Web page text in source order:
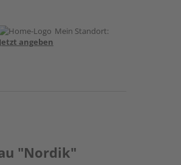
Mein Standort:
Jetzt angeben
"Nordik"